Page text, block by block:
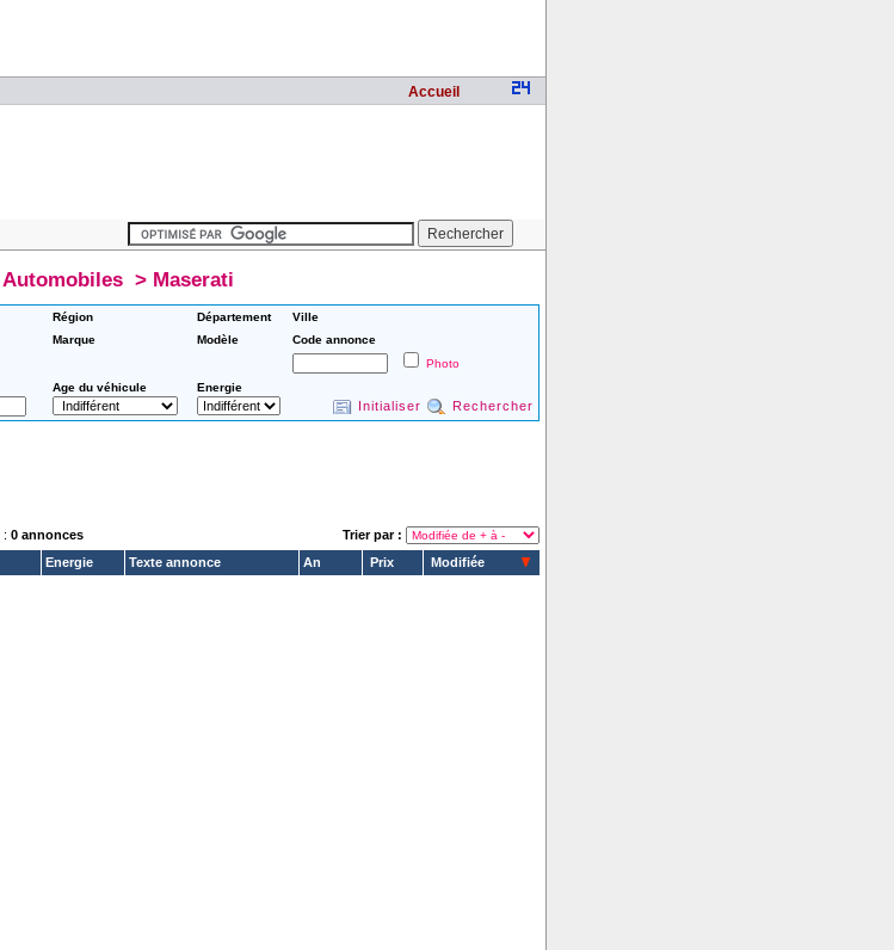
Accueil
Automobiles> Maserati
Région Département
Ville
Marque Modèle
Code annonce
Photo
Age du véhicule
Energie
Initialiser Rechercher
: 0 annonces
Trier par :
Energie Texte annonce An Prix Modifiée